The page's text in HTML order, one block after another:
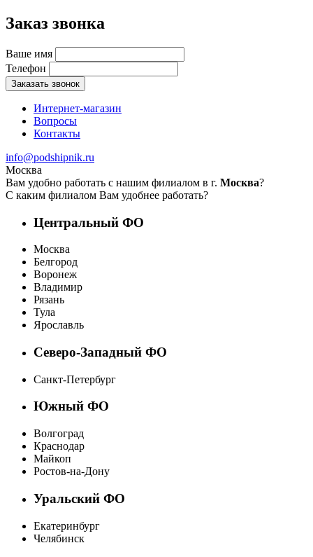
Заказ звонка
Ваше имя
Телефон
Заказать звонок
Интернет-магазин
Вопросы
Контакты
info@podshipnik.ru
Москва
Вам удобно работать с нашим филиалом в г. Москва?
С каким филиалом Вам удобнее работать?
Центральный ФО
Москва
Белгород
Воронеж
Владимир
Рязань
Тула
Ярославль
Северо-Западный ФО
Санкт-Петербург
Южный ФО
Волгоград
Краснодар
Майкоп
Ростов-на-Дону
Уральский ФО
Екатеринбург
Челябинск